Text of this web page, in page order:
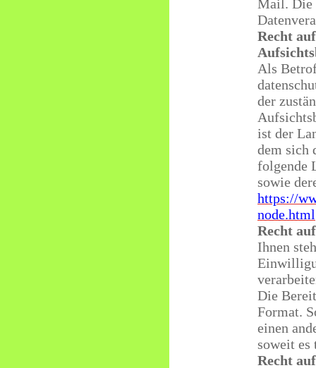
Mail. Die
Recht
Als
der
ist der
dem sich
folgende
sowie
https://
node.html
Recht
Ihnen
Die
Format.
einen
soweit es
Recht